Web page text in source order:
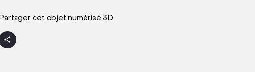
Partager cet objet numérisé 3D